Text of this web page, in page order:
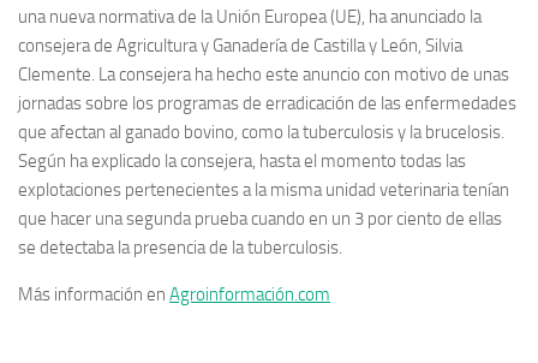
una nueva normativa de la Unión Europea (UE), ha anunciado la
consejera de Agricultura y Ganadería de Castilla y León, Silvia
Clemente. La consejera ha hecho este anuncio con motivo de unas
jornadas sobre los programas de erradicación de las enfermedades
que afectan al ganado bovino, como la tuberculosis y la brucelosis.
Según ha explicado la consejera, hasta el momento todas las
explotaciones pertenecientes a la misma unidad veterinaria tenían
que hacer una segunda prueba cuando en un 3 por ciento de ellas
se detectaba la presencia de la tuberculosis.
Más información en Agroinformación.com